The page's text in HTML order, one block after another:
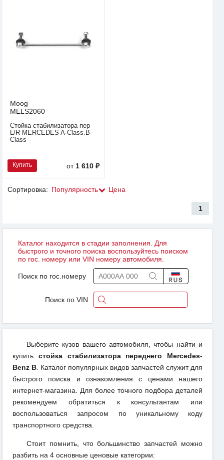
Moog
MELS2060
Стойка стабилизатора пер
L/R MERCEDES A-Class.B-
Class
Купить от 1 610 ₽
Сортировка: Популярность Цена
1
Каталог находится в стадии заполнения. Для
быстрого и точного поиска воспользуйтесь поиском
по гос. номеру или VIN номеру автомобиля.
Поиск по гос.номеру
Поиск по VIN
Выберите кузов вашего автомобиля, чтобы найти и
купить стойка стабилизатора переднего Mercedes-
Benz B . Каталог популярных видов запчастей служит для
быстрого поиска и ознакомления с ценами нашего
интернет-магазина. Для более точного подбора деталей
рекомендуем обратиться к консультантам или
воспользоваться запросом по уникальному коду
транспортного средства.
Стоит помнить, что большинство запчастей можно
разбить на 4 основные ценовые категории: